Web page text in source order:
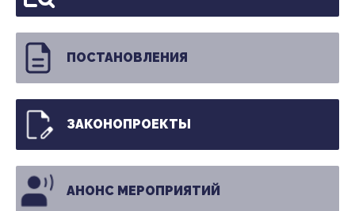
ПОСТАНОВЛЕНИЯ
ЗАКОНОПРОЕКТЫ
АНОНС МЕРОПРИЯТИЙ